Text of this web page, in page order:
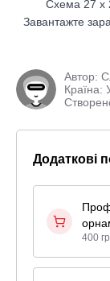
Схема 27 x
Завантажте
Автор:
Країна:
Додаткові
400